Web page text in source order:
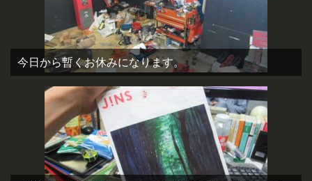
今日から暫くお休みになります。